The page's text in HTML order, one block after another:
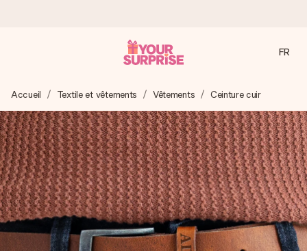
Nous préparons votre cadeau avec attention et l’envoyons
en un éclair – pour que vous puissiez l’offrir au bon moment,
quand cela compte le plus.
4,8 (sur la base de +15 000 avis)
Nos cadeaux sont appréciés. Les clients nous attribuent
une note de 4,8 sur Google Reviews (total de tous les
pays où nous sommes présents).
FR
Accueil Textile et vêtements Vêtements Ceinture cuir